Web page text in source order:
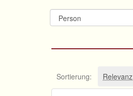
Sortierung: Relevanz